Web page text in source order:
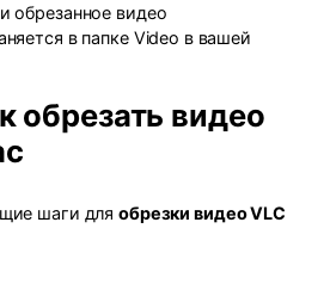
обрезанное видео
в папке Video в вашей
обрезать видео
шаги дляобрезки видео VLC